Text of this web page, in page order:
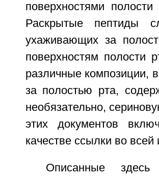
поверхностями
Раскрытые пептиды
ухаживающих за
поверхностям полости
различные композиции,
за полостью рта,
необязательно,
этих документов
качестве ссылки во всей
Описанные